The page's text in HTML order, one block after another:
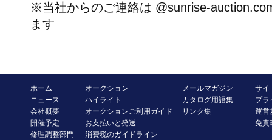
※当社からのご連絡は @sunrise-
ます
ホーム
ニュース
会社概要
開催予定
修理調整部門
オークション
ハイライト
オークションご利用ガイド
お支払いと発送
消費税のガイドライン
メールマガジン
カタログ用語集
リンク集
サイ
プラ
運営
免責